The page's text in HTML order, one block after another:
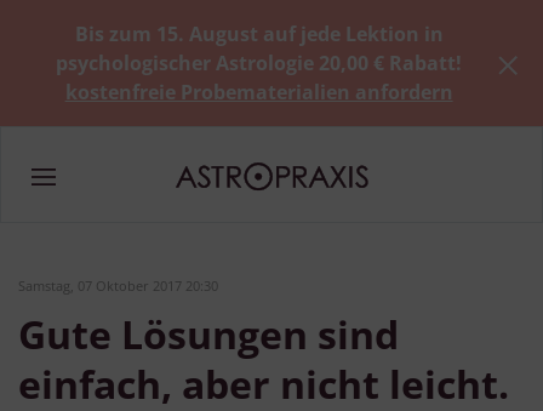
Bis zum 15. August auf jede Lektion in
psychologischer Astrologie 20,00 € Rabatt!
kostenfreie Probematerialien anfordern
Samstag, 07 Oktober 2017 20:30
Gute Lösungen sind
einfach, aber nicht leicht.